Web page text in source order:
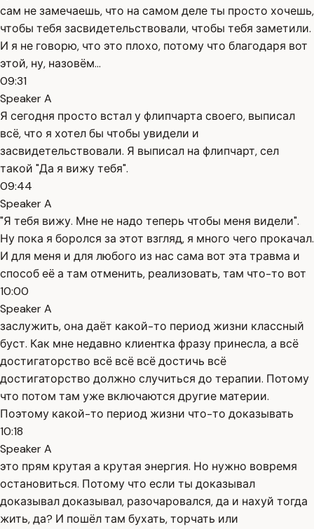
сам не замечаешь, что на самом деле ты просто хочешь,
чтобы тебя засвидетельствовали, чтобы тебя заметили.
И я не говорю, что это плохо, потому что благодаря вот
этой, ну, назовём...
09:31
Speaker A
Я сегодня просто встал у флипчарта своего, выписал
всё, что я хотел бы чтобы увидели и
засвидетельствовали. Я выписал на флипчарт, сел
такой "Да я вижу тебя".
09:44
Speaker A
"Я тебя вижу. Мне не надо теперь чтобы меня видели".
Ну пока я боролся за этот взгляд, я много чего прокачал.
И для меня и для любого из нас сама вот эта травма и
способ её а там отменить, реализовать, там что-то вот
10:00
Speaker A
заслужить, она даёт какой-то период жизни классный
буст. Как мне недавно клиентка фразу принесла, а всё
достигаторство всё всё всё достичь всё
достигаторство должно случиться до терапии. Потому
что потом там уже включаются другие материи.
Поэтому какой-то период жизни что-то доказывать
10:18
Speaker A
это прям крутая а крутая энергия. Но нужно вовремя
остановиться. Потому что если ты доказывал
доказывал доказывал, разочаровался, да и нахуй тогда
жить, да? И пошёл там бухать, торчать или